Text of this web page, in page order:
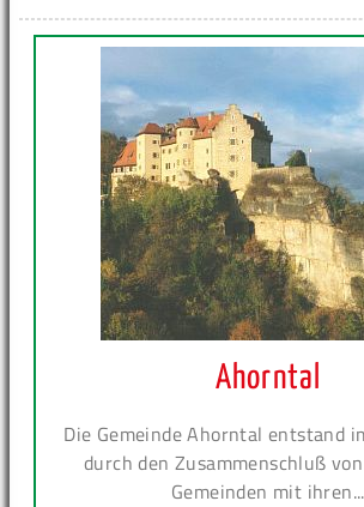
Ahorntal
Die Gemeinde Ahorntal entstand
durch den Zusammenschluß
Gemeinden mit ihren...